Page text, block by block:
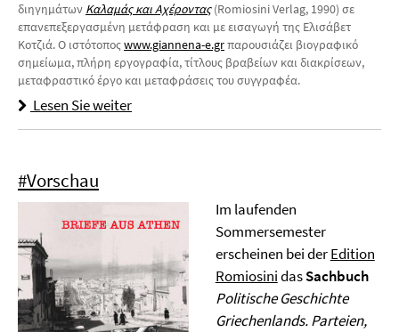
διηγημάτων Καλαμάς και Αχέροντας(Romiosini Verlag, 1990) σε
επανεπεξεργασμένη μετάφραση και με εισαγωγή της Ελισάβετ
Κοτζιά. Ο ιστότοποςwww.giannena-e.grπαρουσιάζει βιογραφικό
σημείωμα, πλήρη εργογραφία, τίτλους βραβείων και διακρίσεων,
μεταφραστικό έργο και μεταφράσεις του συγγραφέα.
Lesen Sie weiter
#Vorschau
Im laufenden
Sommersemester
erscheinen bei derEdition
RomiosinidasSachbuch
Politische Geschichte
Griechenlands. Parteien,